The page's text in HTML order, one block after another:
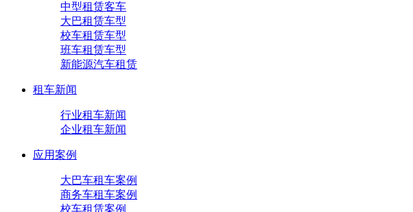
中型租赁客车
大巴租赁车型
校车租赁车型
班车租赁车型
新能源汽车租赁
租车新闻
行业租车新闻
企业租车新闻
应用案例
大巴车租车案例
商务车租车案例
校车租赁案例